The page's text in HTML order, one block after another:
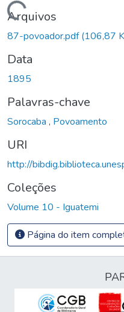
Carregando...
Arquivos
87-povoador.pdf(106,87
Data
1895
Palavras-chave
Sorocaba , Povoamento
URI
http://
Coleções
Volume 10 - Iguatemi
Página do item